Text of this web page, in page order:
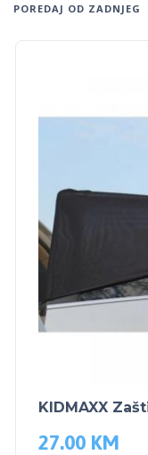
POREDAJ OD ZADNJEG
KIDMAXX
27.00 KM